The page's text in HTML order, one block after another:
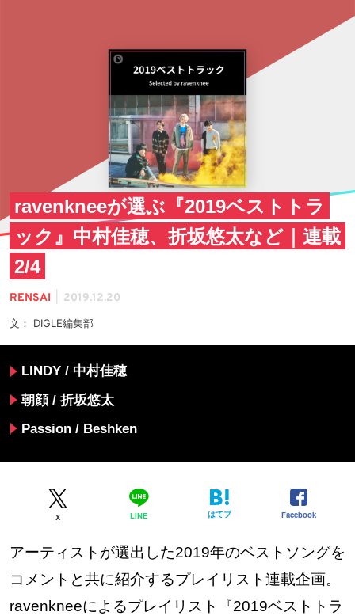
ravenkneeが選ぶ『2019ベストトラ
ック』中村佳穂、折坂悠太など｜連載
2/4
RENSAI 2019.12.20
文： DIGLE編集部
LINDY / 中村佳穂
朝顔 / 折坂悠太
Passion / Beshken
X LINE はてブ Facebook
アーティストが選出した2019年のベストソングを
コメントと共に紹介するプレイリスト連載企画。
ravenkneeによるプレイリスト『2019ベストトラ